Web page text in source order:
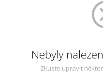
Nebyly
Zkuste upravit